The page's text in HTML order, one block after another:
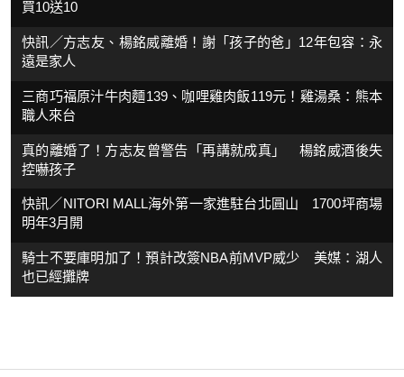
買10送10
快訊／方志友、楊銘威離婚！謝「孩子的爸」12年包容：永
遠是家人
三商巧福原汁牛肉麵139、咖哩雞肉飯119元！雞湯桑：熊本
職人來台
真的離婚了！方志友曾警告「再講就成真」 楊銘威酒後失
控嚇孩子
快訊／NITORI MALL海外第一家進駐台北圓山 1700坪商場
明年3月開
騎士不要庫明加了！預計改簽NBA前MVP威少 美媒：湖人
也已經攤牌